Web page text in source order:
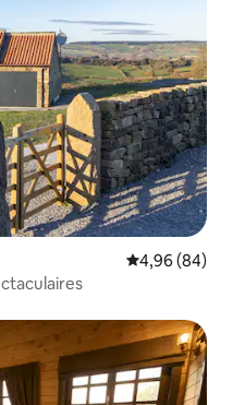
Note
4,96 (84)
plus aimés